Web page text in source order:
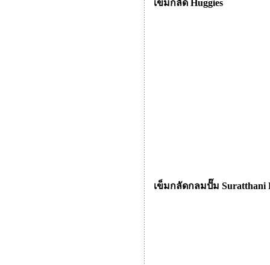
เข็มกลัด Huggies
เข็มกลัดกลมปั๊ม Suratthani